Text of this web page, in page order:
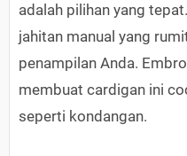
adalah pilihan yang
jahitan manual yang
penampilan Anda.
membuat cardigan ini
seperti kondangan.